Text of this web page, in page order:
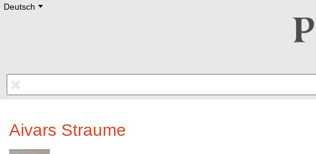
Deutsch E
Deutsch
Polski
Hebrew
Aivars Straume